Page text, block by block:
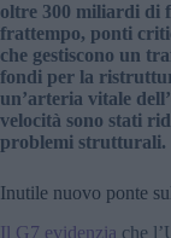
oltre 300 miliardi di
frattempo, ponti
che gestiscono un
fondi per la
un’arteria vitale
velocità sono stati
problemi strutturali.
Inutile nuovo ponte
Il G7 evidenzia che